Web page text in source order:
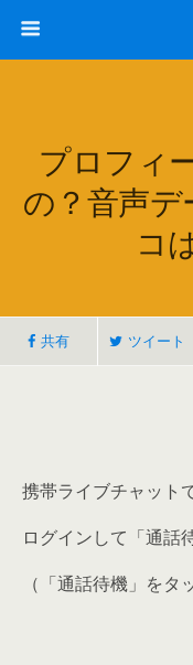
プロフィ
の？音声
コ
共有 ツイート
携帯ライブチャット
ログインして「通話
（「通話待機」をタ